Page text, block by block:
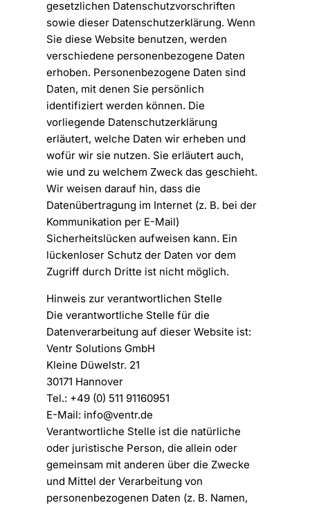
gesetzlichen Datenschutzvorschriften
sowie dieser Datenschutzerklärung. Wenn
Sie diese Website benutzen, werden
verschiedene personenbezogene Daten
erhoben. Personenbezogene Daten sind
Daten, mit denen Sie persönlich
identifiziert werden können. Die
vorliegende Datenschutzerklärung
erläutert, welche Daten wir erheben und
wofür wir sie nutzen. Sie erläutert auch,
wie und zu welchem Zweck das geschieht.
Wir weisen darauf hin, dass die
Datenübertragung im Internet (z. B. bei der
Kommunikation per E-Mail)
Sicherheitslücken aufweisen kann. Ein
lückenloser Schutz der Daten vor dem
Zugriff durch Dritte ist nicht möglich.
Hinweis zur verantwortlichen Stelle
Die verantwortliche Stelle für die
Datenverarbeitung auf dieser Website ist:
Ventr Solutions GmbH
Kleine Düwelstr. 21
30171 Hannover
Tel.: +49 (0) 511 91160951
E-Mail: info@ventr.de
Verantwortliche Stelle ist die natürliche
oder juristische Person, die allein oder
gemeinsam mit anderen über die Zwecke
und Mittel der Verarbeitung von
personenbezogenen Daten (z. B. Namen,